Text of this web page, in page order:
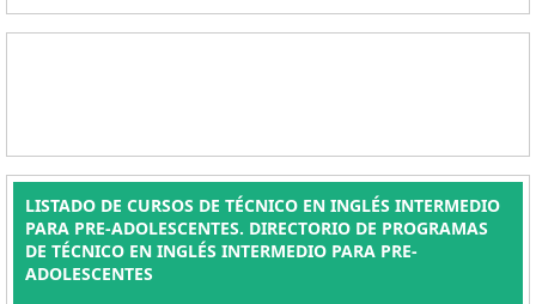
LISTADO DE CURSOS DE TÉCNICO EN INGLÉS INTERMEDIO
PARA PRE-ADOLESCENTES. DIRECTORIO DE PROGRAMAS
DE TÉCNICO EN INGLÉS INTERMEDIO PARA PRE-
ADOLESCENTES